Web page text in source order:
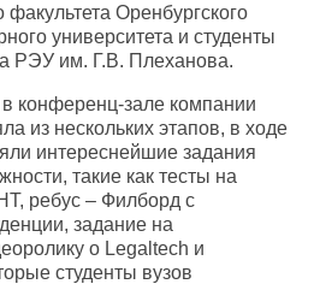
Оренбургского
университета и студенты
РЭУ им. Г.В. Плеханова.
конференц-зале компании
из нескольких этапов, в ходе
интереснейшие задания
такие как тесты на
ребус – Филборд с
задание на
о Legaltech и
студенты вузов